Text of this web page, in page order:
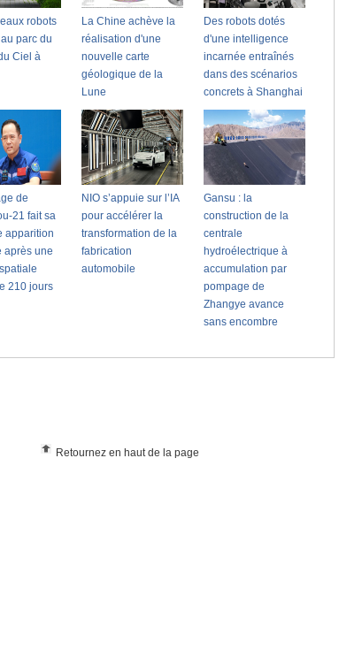
Retournez en haut de la page